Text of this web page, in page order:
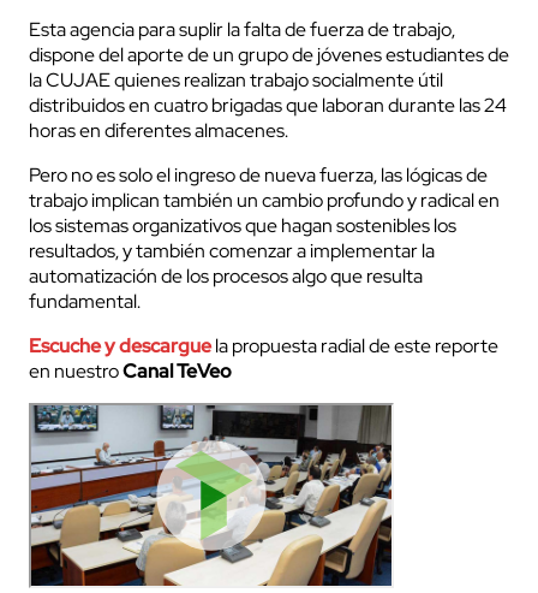
Esta agencia para suplir la falta de fuerza de trabajo,
dispone del aporte de un grupo de jóvenes estudiantes de
la CUJAE quienes realizan trabajo socialmente útil
distribuidos en cuatro brigadas que laboran durante las 24
horas en diferentes almacenes.
Pero no es solo el ingreso de nueva fuerza, las lógicas de
trabajo implican también un cambio profundo y radical en
los sistemas organizativos que hagan sostenibles los
resultados, y también comenzar a implementar la
automatización de los procesos algo que resulta
fundamental.
Escuche y descarguela propuesta radial de este reporte
en nuestroCanal TeVeo